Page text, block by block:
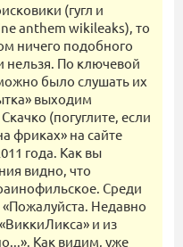
(гугл и
anthem wikileaks), то
ничего подобного
нельзя. По ключевой
было слушать их
выходим
(погуглите, если
фриках» на сайте
года. Как вы
видно, что
Среди
«Пожалуйста. Недавно
и из
Как видим, уже